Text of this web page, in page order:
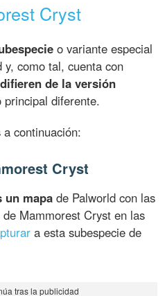
Cryst
o variante especial
como tal, cuenta con
difieren de la versión
diferente.
continuación:
Cryst
un mapa de Palworld con las
de Mammorest Cryst en las
a esta subespecie de